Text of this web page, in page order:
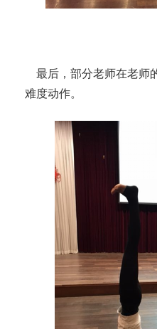
最后，部分老师在老师
难度动作。